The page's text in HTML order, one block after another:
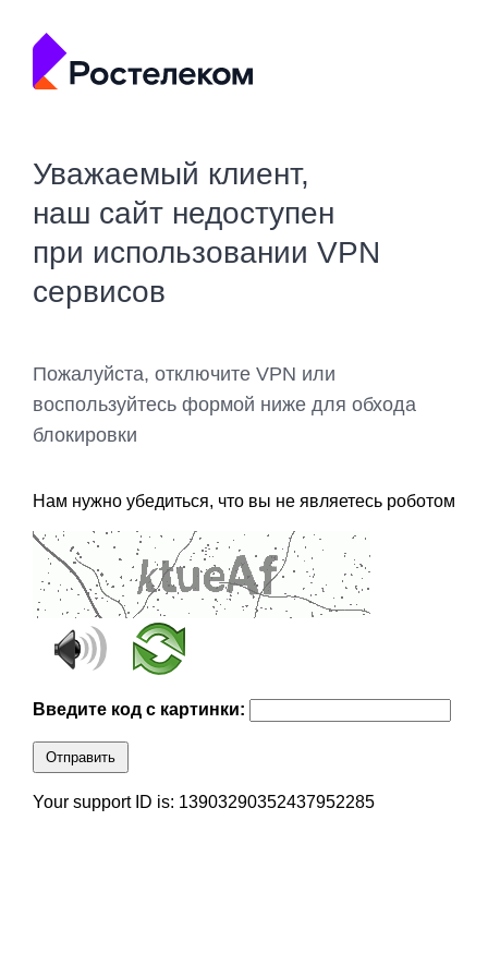
Уважаемый клиент,
наш сайт недоступен
при использовании VPN
сервисов
Пожалуйста, отключите VPN или
воспользуйтесь формой ниже для обхода
блокировки
Нам нужно убедиться, что вы не являетесь роботом
Введите код с картинки:
Отправить
Your support ID is: 13903290352437952285